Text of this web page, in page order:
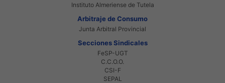
Instituto Almeriense de Tutela
Arbitraje de Consumo
Junta Arbitral Provincial
Secciones Sindicales
FeSP-UGT
C.C.O.O.
CSI-F
SEPAL